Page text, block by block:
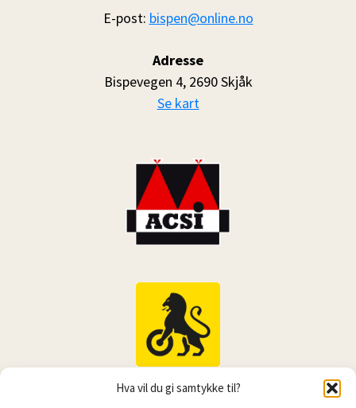
Hva vil du gi samtykke til?
E-post: bispen@online.no
Adresse
Bispevegen 4, 2690 Skjåk
Se kart